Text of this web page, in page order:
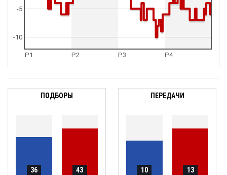
P1 P2 P3 P4
-10
-5
ПОДБОРЫ
36 43
ПЕРЕДАЧИ
10 13